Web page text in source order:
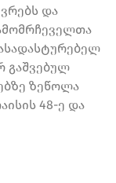
და
გაშვებულ
ზეწოლა
48-ე და